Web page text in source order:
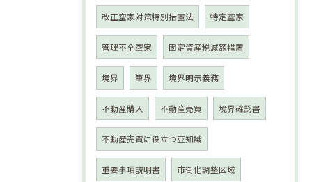
改正空家対策特別措置法 特定空家
管理不全空家 固定資産税減額措置
境界 筆界 境界明示義務
不動産購入 不動産売買 境界確認書
不動産売買に役立つ豆知識
重要事項説明書 市街化調整区域